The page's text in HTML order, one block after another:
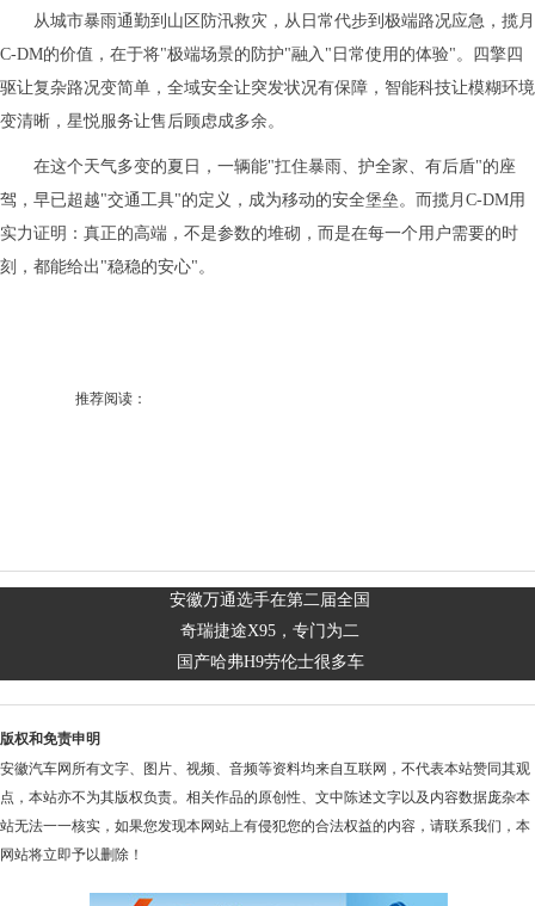
从城市暴雨通勤到山区防汛救灾，从日常代步到极端路况应急，揽月
C-DM的价值，在于将"极端场景的防护"融入"日常使用的体验"。四擎四
驱让复杂路况变简单，全域安全让突发状况有保障，智能科技让模糊环境
变清晰，星悦服务让售后顾虑成多余。
在这个天气多变的夏日，一辆能"扛住暴雨、护全家、有后盾"的座
驾，早已超越"交通工具"的定义，成为移动的安全堡垒。而揽月C-DM用
实力证明：真正的高端，不是参数的堆砌，而是在每一个用户需要的时
刻，都能给出"稳稳的安心"。
推荐阅读：
安徽万通选手在第二届全国
奇瑞捷途X95，专门为二
国产哈弗H9劳伦士很多车
版权和免责申明
安徽汽车网所有文字、图片、视频、音频等资料均来自互联网，不代表本站赞同其观
点，本站亦不为其版权负责。相关作品的原创性、文中陈述文字以及内容数据庞杂本
站无法一一核实，如果您发现本网站上有侵犯您的合法权益的内容，请联系我们，本
网站将立即予以删除！